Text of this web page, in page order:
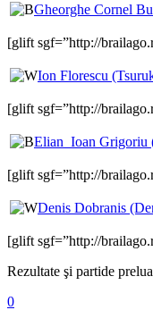
Gheorghe Cornel
[glift sgf=”http://
Ion Florescu
[glift sgf=”http://
Elian_Ioan Grigoriu
[glift sgf=”http://
Denis Dobranis
[glift sgf=”http://
Rezultate şi partide
0